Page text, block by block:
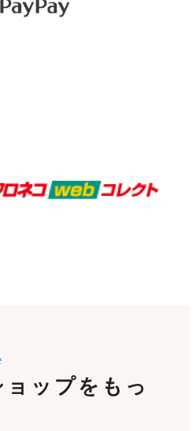
ップをもっ